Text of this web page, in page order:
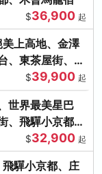
$36,900 起
上高地、金澤
、東茶屋街、名
$39,900 起
世界最美星巴
、飛驒小京都、
$32,900 起
驒小京都、庄